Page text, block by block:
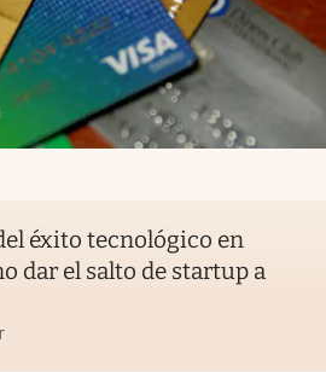
éxito tecnológico en
dar el salto de startup a